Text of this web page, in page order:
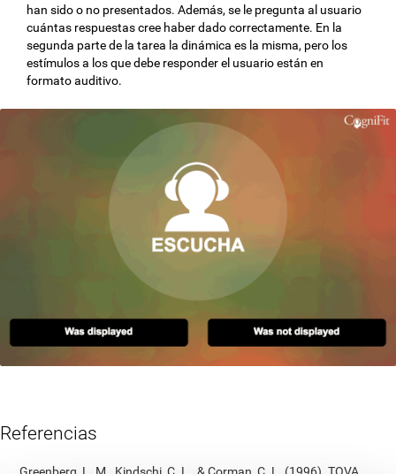
han sido o no presentados. Además, se le pregunta al usuario
cuántas respuestas cree haber dado correctamente. En la
segunda parte de la tarea la dinámica es la misma, pero los
estímulos a los que debe responder el usuario están en
formato auditivo.
Referencias